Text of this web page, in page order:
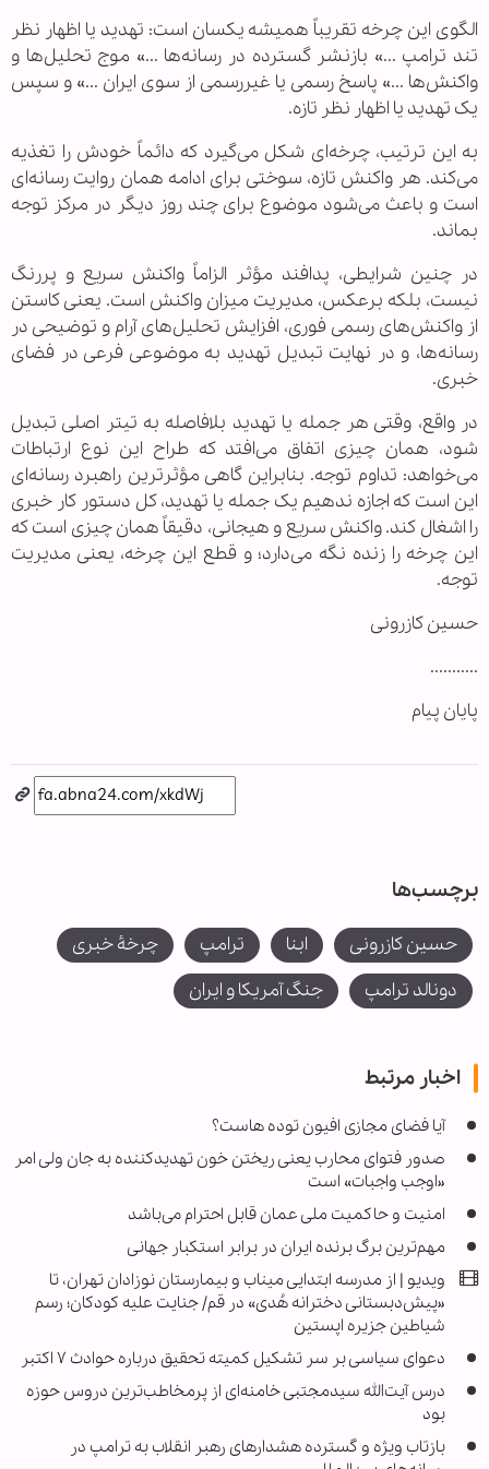
الگوی این چرخه تقریباً همیشه یکسان است: تهدید یا اظهار نظر
تند ترامپ ...» بازنشر گسترده در رسانه‌ها ...» موج تحلیل‌ها و
واکنش‌ها ...» پاسخ رسمی یا غیررسمی از سوی ایران ...» و سپس
یک تهدید یا اظهار نظر تازه.
به این ترتیب، چرخه‌ای شکل می‌گیرد که دائماً خودش را تغذیه
می‌کند. هر واکنش تازه، سوختی برای ادامه همان روایت رسانه‌ای
است و باعث می‌شود موضوع برای چند روز دیگر در مرکز توجه
بماند.
در چنین شرایطی، پدافند مؤثر الزاماً واکنش سریع و پررنگ
نیست، بلکه برعکس، مدیریت میزان واکنش است. یعنی کاستن
از واکنش‌های رسمی فوری، افزایش تحلیل‌های آرام و توضیحی در
رسانه‌ها، و در نهایت تبدیل تهدید به موضوعی فرعی در فضای
خبری.
در واقع، وقتی هر جمله یا تهدید بلافاصله به تیتر اصلی تبدیل
شود، همان چیزی اتفاق می‌افتد که طراح این نوع ارتباطات
می‌خواهد: تداوم توجه. بنابراین گاهی مؤثرترین راهبرد رسانه‌ای
این است که اجازه ندهیم یک جمله یا تهدید، کل دستور کار خبری
را اشغال کند. واکنش سریع و هیجانی، دقیقاً همان چیزی است که
این چرخه را زنده نگه می‌دارد؛ و قطع این چرخه، یعنی مدیریت
توجه.
حسین کازرونی
...........
پایان پیام
برچسب‌ها
حسین کازرونی ابنا ترامپ
چرخۀ خبری
دونالد ترامپ
جنگ آمریکا و ایران
اخبار مرتبط
آیا فضای مجازی افیون توده هاست؟
صدور فتوای محارب یعنی ریختن خون تهدیدکننده به جان ولی امر
«اوجب واجبات» است
امنیت و حاکمیت ملی عمان قابل احترام می‌باشد
مهم‌ترین برگ برنده ایران در برابر استکبار جهانی
ویدیو | از مدرسه ابتدایی میناب و بیمارستان نوزادان تهران، تا
«پیش‌دبستانی دخترانه هُدی» در قم/ جنایت علیه کودکان؛ رسم
شیاطین جزیره اپستین
دعوای سیاسی بر سر تشکیل کمیته تحقیق درباره حوادث ۷ اکتبر
درس آیت‌الله سیدمجتبی خامنه‌ای از پرمخاطب‌ترین دروس حوزه
بود
بازتاب ویژه و گسترده هشدارهای رهبر انقلاب به ترامپ در